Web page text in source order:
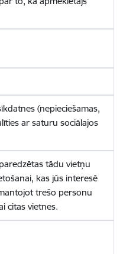
(nepieciešamas,
ar saturu sociālajos
tādu vietņu
kas jūs interesē
trešo personu
citas vietnes.